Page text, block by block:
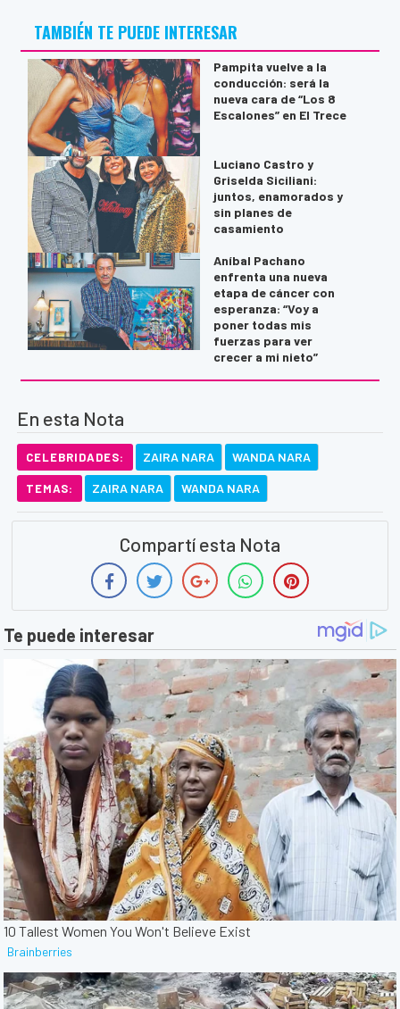
TAMBIÉN TE PUEDE INTERESAR
Pampita vuelve a la
conducción: será la
nueva cara de “Los 8
Escalones” en El Trece
Luciano Castro y
Griselda Siciliani:
juntos, enamorados y
sin planes de
casamiento
Aníbal Pachano
enfrenta una nueva
etapa de cáncer con
esperanza: “Voy a
poner todas mis
fuerzas para ver
crecer a mi nieto”
En esta Nota
CELEBRIDADES: ZAIRA NARA WANDA NARA
TEMAS: ZAIRA NARA WANDA NARA
Compartí esta Nota